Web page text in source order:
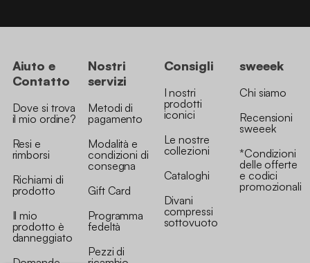
Aiuto e
Contatto
Dove si trova
il mio ordine?
Resi e
rimborsi
Richiami di
prodotto
Il mio
prodotto è
danneggiato
Nostri
servizi
Metodi di
pagamento
Modalità e
condizioni di
consegna
Gift Card
Programma
fedeltà
Pezzi di
Consigli
I nostri
prodotti
iconici
Le nostre
collezioni
Cataloghi
Divani
compressi
sottovuoto
sweeek
Chi siamo
Recensioni
sweeek
*Condizioni
delle offerte
e codici
promozionali